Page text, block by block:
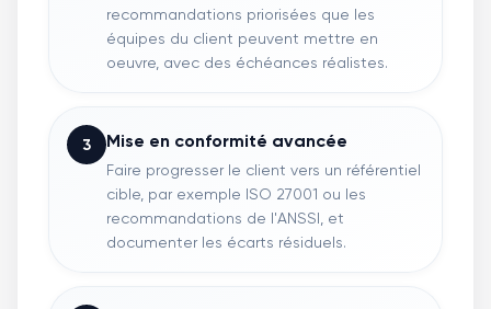
recommandations priorisées que les
équipes du client peuvent mettre en
oeuvre, avec des échéances réalistes.
3 Mise en conformité avancée
Faire progresser le client vers un référentiel
cible, par exemple ISO 27001 ou les
recommandations de l'ANSSI, et
documenter les écarts résiduels.